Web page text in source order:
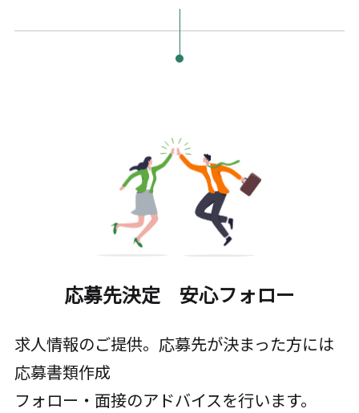
応募先決定 安心フォロー
求人情報のご提供。応募先が決まった方には
応募書類作成
フォロー・面接のアドバイスを行います。